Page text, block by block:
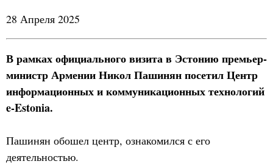
28 Апреля 2025
В рамках официального визита в Эстонию премьер-
министр Армении Никол Пашинян посетил Центр
информационных и коммуникационных технологий
e-Estonia.
Пашинян обошел центр, ознакомился с его
деятельностью.